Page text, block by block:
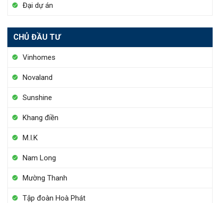
Đại dự án
CHỦ ĐẦU TƯ
Vinhomes
Novaland
Sunshine
Khang điền
M.I.K
Nam Long
Mường Thanh
Tập đoàn Hoà Phát